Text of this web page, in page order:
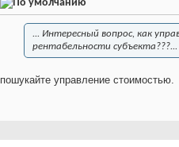
... Интересный вопрос, как
рентабельности субъекта???...
пошукайте управление стоимостью.